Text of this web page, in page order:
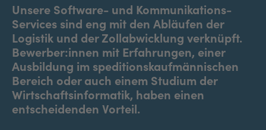
Unsere Software- und Kommunikations-
Services sind eng mit den Abläufen der
Logistik und der Zollabwicklung verknüpft.
Bewerber:innen mit Erfahrungen, einer
Ausbildung im speditionskaufmännischen
Bereich oder auch einem Studium der
Wirtschaftsinformatik, haben einen
entscheidenden Vorteil.